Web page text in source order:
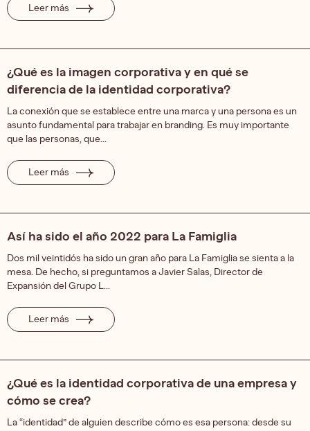
Leer más
¿Qué es la imagen corporativa y en qué se
diferencia de la identidad corporativa?
La conexión que se establece entre una marca y una persona es un
asunto fundamental para trabajar en branding. Es muy importante
que las personas, que...
Leer más
Así ha sido el año 2022 para La Famiglia
Dos mil veintidós ha sido un gran año para La Famiglia se sienta a la
mesa. De hecho, si preguntamos a Javier Salas, Director de
Expansión del Grupo L...
Leer más
¿Qué es la identidad corporativa de una empresa y
cómo se crea?
La “identidad” de alguien describe cómo es esa persona: desde su